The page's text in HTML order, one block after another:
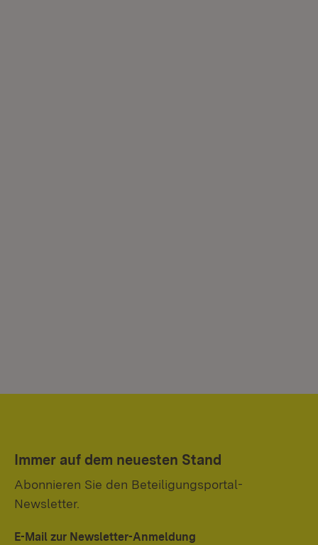
Immer auf dem neuesten Stand
Abonnieren Sie den Beteiligungsportal-
Newsletter.
E-Mail zur Newsletter-Anmeldung